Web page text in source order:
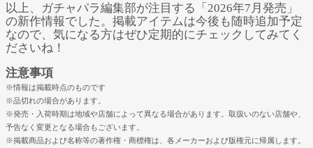
以上、ガチャパラ編集部が注目する「2026年7月発売」
の新作情報でした。掲載アイテムは今後も随時追加予定
なので、気になる方はぜひ定期的にチェックしてみてく
ださいね！
注意事項
※情報は掲載時点のものです
※品切れの場合があります。
※発売・入荷時期は地域や店舗によって異なる場合があります。取扱いのない店舗や、
予告なく変更となる場合もございます。
※掲載商品および名称等の著作権・商標権は、各メーカーおよび版権元に帰属します。